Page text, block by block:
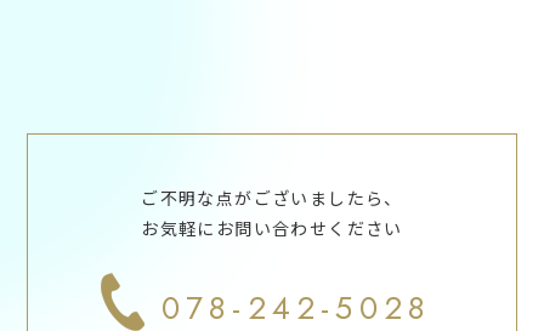
ご不明な点がございましたら、
お気軽にお問い合わせください
078-242-5028